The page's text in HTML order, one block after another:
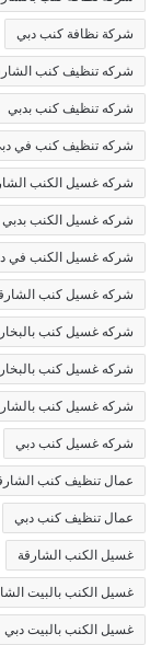
شركة نظافة كنب دبي
شركه تنظيف كنب
شركه تنظيف كنب بدبي
شركه تنظيف كنب في
شركه غسيل الكنب
شركه غسيل الكنب بدبي
شركه غسيل الكنب في
شركه غسيل كنب
شركه غسيل كنب
شركه غسيل كنب
شركه غسيل كنب
شركه غسيل كنب دبي
عمال تنظيف كنب
عمال تنظيف كنب دبي
غسيل الكنب الشارقة
غسيل الكنب بالبيت
غسيل الكنب بالبيت دبي